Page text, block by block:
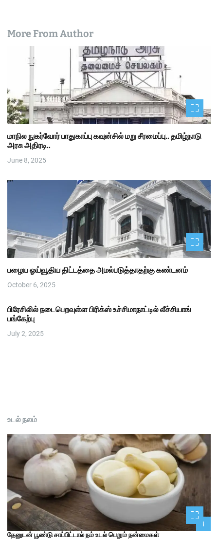
More From Author
மாநில நுகர்வோர் பாதுகாப்பு கவுன்சில் மறு சீரமைப்பு.. தமிழ்நாடு
அரசு அதிரடி..
June 8, 2025
பழைய ஓய்வூதிய திட்டத்தை அமல்படுத்தாதற்கு கண்டனம்
October 6, 2025
பிரேசிலில் நடைபெறவுள்ள பிரிக்ஸ் உச்சிமாநாட்டில் லீச்சியாங்
பங்கேற்பு
July 2, 2025
உடல் நலம்
1
தேனுடன் பூண்டு சாப்பிட்டால் நம் உடல் பெறும் நன்மைகள்